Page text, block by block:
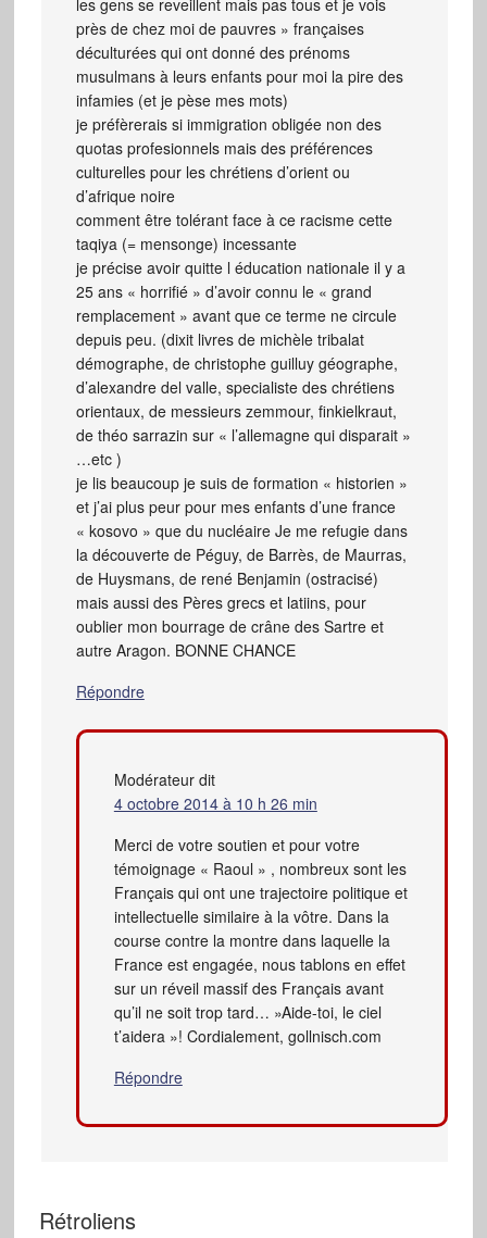
près de chez moi de pauvres » françaises
déculturées qui ont donné des prénoms
musulmans à leurs enfants pour moi la pire des
infamies (et je pèse mes mots)
je préfèrerais si immigration obligée non des
quotas profesionnels mais des préférences
culturelles pour les chrétiens d’orient ou
d’afrique noire
comment être tolérant face à ce racisme cette
taqiya (= mensonge) incessante
je précise avoir quitte l éducation nationale il y a
25 ans « horrifié » d’avoir connu le « grand
remplacement » avant que ce terme ne circule
depuis peu. (dixit livres de michèle tribalat
démographe, de christophe guilluy géographe,
d’alexandre del valle, specialiste des chrétiens
orientaux, de messieurs zemmour, finkielkraut,
de théo sarrazin sur « l’allemagne qui disparait »
…etc )
je lis beaucoup je suis de formation « historien »
et j’ai plus peur pour mes enfants d’une france
« kosovo » que du nucléaire Je me refugie dans
la découverte de Péguy, de Barrès, de Maurras,
de Huysmans, de rené Benjamin (ostracisé)
mais aussi des Pères grecs et latiins, pour
oublier mon bourrage de crâne des Sartre et
autre Aragon. BONNE CHANCE
Répondre
Modérateur dit
4 octobre 2014 à 10 h 26 min
Merci de votre soutien et pour votre
témoignage « Raoul » , nombreux sont les
Français qui ont une trajectoire politique et
intellectuelle similaire à la vôtre. Dans la
course contre la montre dans laquelle la
France est engagée, nous tablons en effet
sur un réveil massif des Français avant
qu’il ne soit trop tard… »Aide-toi, le ciel
t’aidera »! Cordialement, gollnisch.com
Répondre
Rétroliens